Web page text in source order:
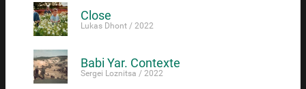
Close
Lukas Dhont / 2022
Babi Yar. Contexte
Sergei Loznitsa / 2022